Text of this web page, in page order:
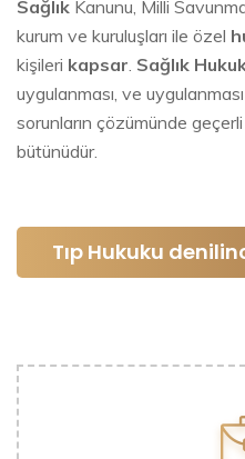
Sağlık Kanunu, Milli
kurum ve kuruluşları ile özel
kişileri kapsar Sağlık
uygulanması, ve
sorunların çözümünde
bütünüdür.
Tıp Hukuku